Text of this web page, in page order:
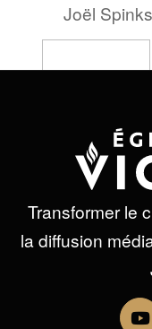
Joël Spinks
Transformer le
la diffusion